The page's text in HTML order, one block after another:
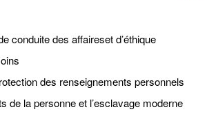
conduite des affaireset d’éthique
des renseignements personnels
de la personne et l’esclavage moderne